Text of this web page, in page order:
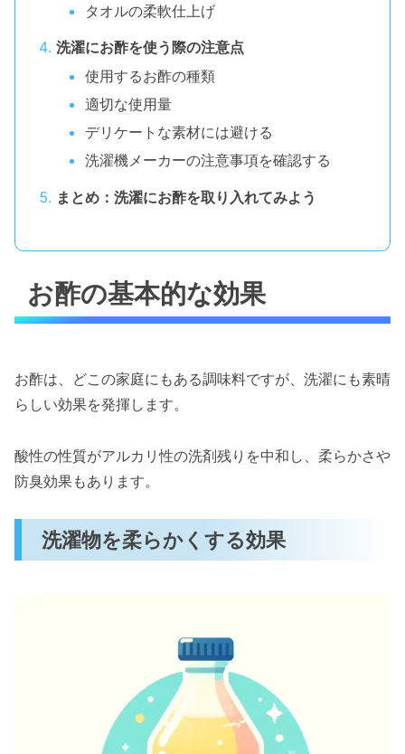
タオルの柔軟仕上げ
洗濯にお酢を使う際の注意点
使用するお酢の種類
適切な使用量
デリケートな素材には避ける
洗濯機メーカーの注意事項を確認する
まとめ：洗濯にお酢を取り入れてみよう
お酢の基本的な効果
お酢は、どこの家庭にもある調味料ですが、洗濯にも素晴
らしい効果を発揮します。
酸性の性質がアルカリ性の洗剤残りを中和し、柔らかさや
防臭効果もあります。
洗濯物を柔らかくする効果